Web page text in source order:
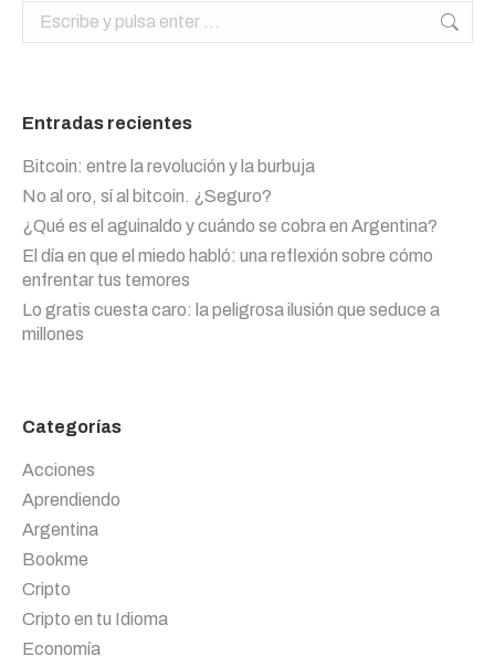
Buscar:
Entradas recientes
Bitcoin: entre la revolución y la burbuja
No al oro, sí al bitcoin. ¿Seguro?
¿Qué es el aguinaldo y cuándo se cobra en Argentina?
El día en que el miedo habló: una reflexión sobre cómo
enfrentar tus temores
Lo gratis cuesta caro: la peligrosa ilusión que seduce a
millones
Categorías
Acciones
Aprendiendo
Argentina
Bookme
Cripto
Cripto en tu Idioma
Economía